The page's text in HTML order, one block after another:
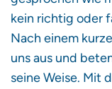
kein richtig oder
Nach einem
uns aus und
seine Weise. Mit